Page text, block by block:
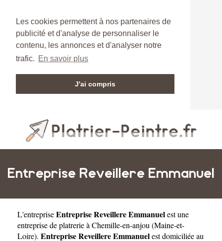
Les cookies permettent à nos partenaires de
publicité et d'analyse de personnaliser le
contenu, les annonces et d'analyser notre
trafic. En savoir plus
J'ai compris
Entreprise Reveillere Emmanuel
L'entrepriseEntreprise Reveillere Emmanuelest une
entreprise de platrerie à Chemille-en-anjou (Maine-et-
Loire). Entreprise Reveillere Emmanuelest domiciliée au